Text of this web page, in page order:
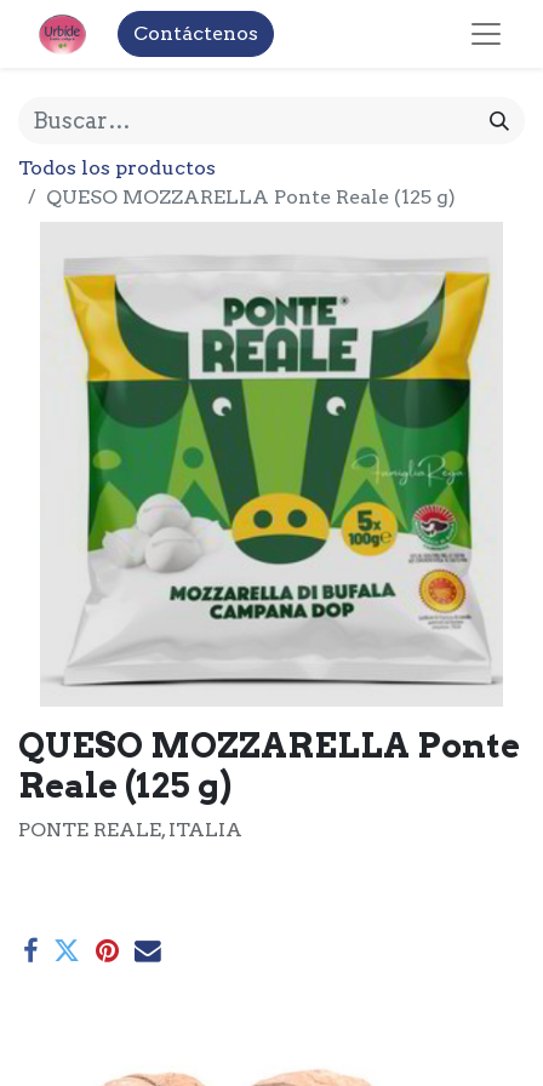
Contáctenos
Todos los productos
QUESO MOZZARELLA Ponte Reale (125 g)
QUESO MOZZARELLA Ponte
Reale (125 g)
PONTE REALE, ITALIA